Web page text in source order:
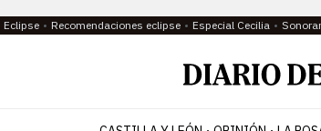
Eclipse Recomendaciones eclipse Especial Cecilia